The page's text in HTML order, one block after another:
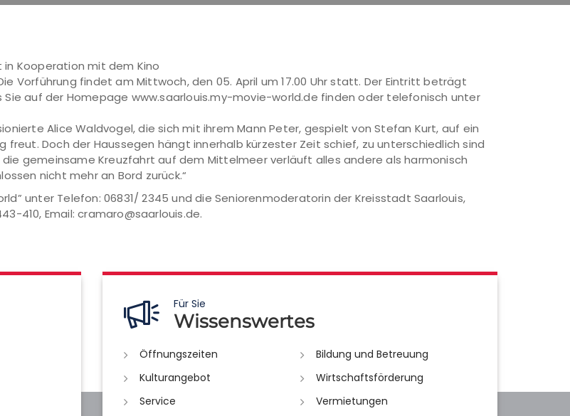
Kooperation mit dem Kino
Vorführung findet am Mittwoch, den 05. April um 17.00 Uhr statt. Der Eintritt beträgt
Sie auf der Homepage www.saarlouis.my-movie-world.de finden oder telefonisch unter
Alice Waldvogel, die sich mit ihrem Mann Peter, gespielt von Stefan Kurt, auf ein
freut. Doch der Haussegen hängt innerhalb kürzester Zeit schief, zu unterschiedlich sind
gemeinsame Kreuzfahrt auf dem Mittelmeer verläuft alles andere als harmonisch
nicht mehr an Bord zurück.“
unter Telefon: 06831/ 2345 und die Seniorenmoderatorin der Kreisstadt Saarlouis,
410, Email: cramaro@saarlouis.de.
Für Sie
Wissenswertes
Öffnungszeiten
Bildung und Betreuung
Kulturangebot
Wirtschaftsförderung
Service
Vermietungen